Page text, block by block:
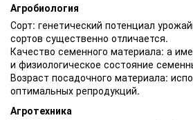
Агробиология
Сорт: генетический потенциал
сортов существенно отличается.
Качество семенного материала: а
и физиологическое состояние
Возраст посадочного материала:
оптимальных репродукций.
Агротехника